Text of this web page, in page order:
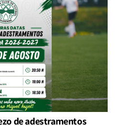
de adestramentos